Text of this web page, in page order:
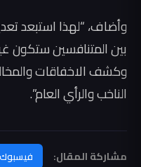
وأضاف، “لهذا استبعد
بين المتنافسين ستكون
وكشف الاخفاقات
الناخب والرأي العام”.
مشاركة المقال: فيسبوك